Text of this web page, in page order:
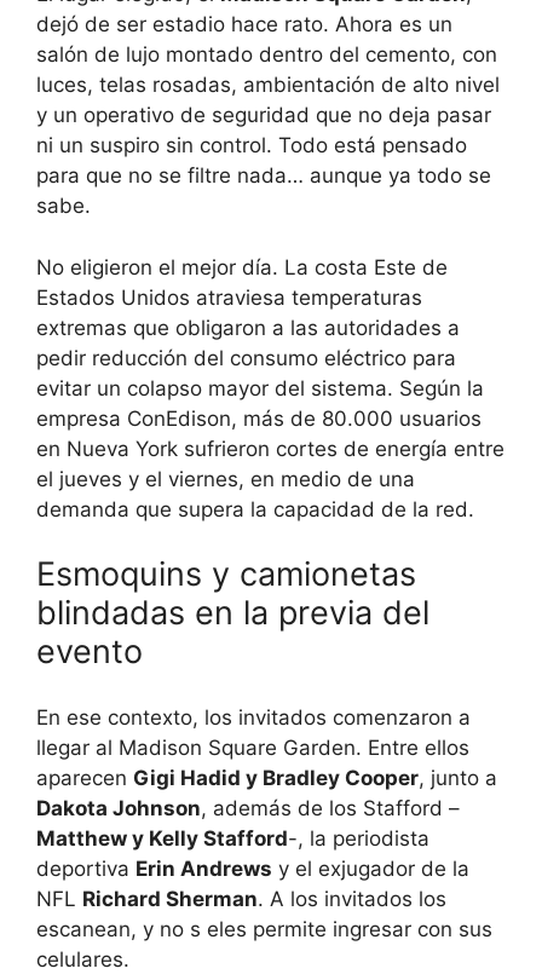
dejó de ser estadio hace rato. Ahora es un
salón de lujo montado dentro del cemento, con
luces, telas rosadas, ambientación de alto nivel
y un operativo de seguridad que no deja pasar
ni un suspiro sin control. Todo está pensado
para que no se filtre nada… aunque ya todo se
sabe.
No eligieron el mejor día. La costa Este de
Estados Unidos atraviesa temperaturas
extremas que obligaron a las autoridades a
pedir reducción del consumo eléctrico para
evitar un colapso mayor del sistema. Según la
empresa ConEdison, más de 80.000 usuarios
en Nueva York sufrieron cortes de energía entre
el jueves y el viernes, en medio de una
demanda que supera la capacidad de la red.
Esmoquins y camionetas
blindadas en la previa del
evento
En ese contexto, los invitados comenzaron a
llegar al Madison Square Garden. Entre ellos
aparecen Gigi Hadid y Bradley Cooper, junto a
Dakota Johnson, además de los Stafford –
Matthew y Kelly Stafford-, la periodista
deportiva Erin Andrews y el exjugador de la
NFL Richard Sherman. A los invitados los
escanean, y no s eles permite ingresar con sus
celulares.